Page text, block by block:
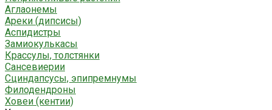
Аглаонемы
Ареки (дипсисы)
Аспидистры
Замиокулькасы
Крассулы, толстянки
Сансевиерии
Сциндапсусы, эпипремнумы
Филодендроны
Ховеи (кентии)